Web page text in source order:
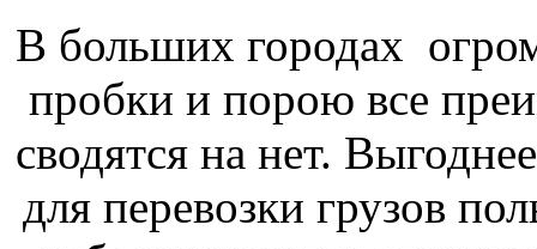
В больших городах
пробки и порою все
сводятся на нет.
для перевозки грузов